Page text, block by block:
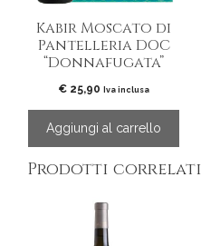
Kabir Moscato di
Pantelleria DOC
“Donnafugata”
€25,90 Iva inclusa
Aggiungi al carrello
Prodotti correlati